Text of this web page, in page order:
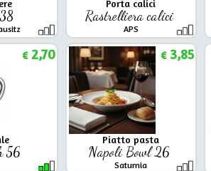
Porta calici
Rastrelliera calici
APS
56
€2,70
Piatto pasta
Napoli Bowl 26
Saturnia
€3,85